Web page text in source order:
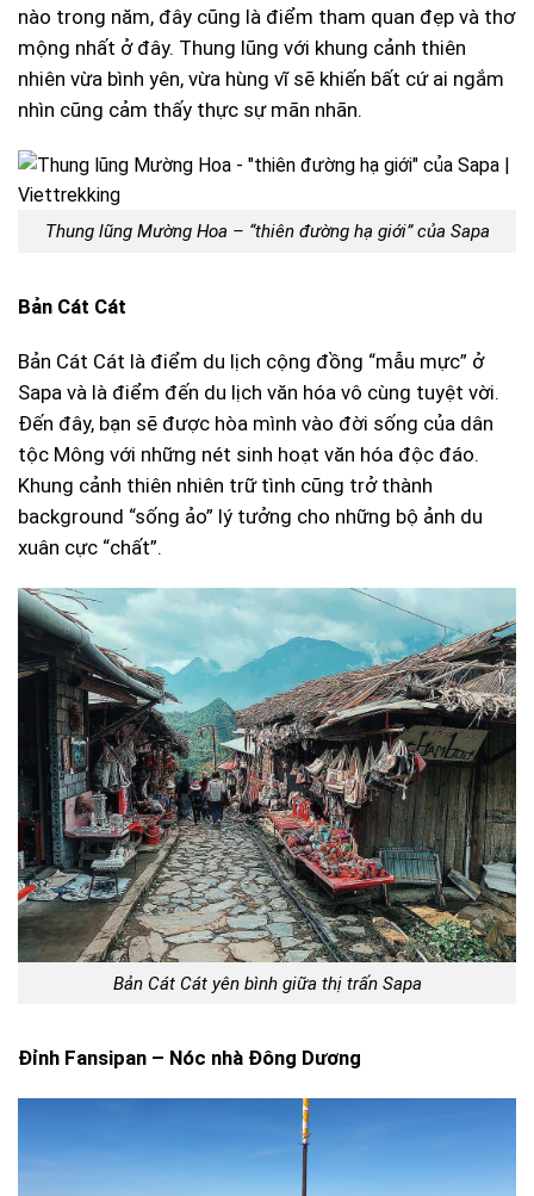
nào trong năm, đây cũng là điểm tham quan đẹp và thơ
mộng nhất ở đây. Thung lũng với khung cảnh thiên
nhiên vừa bình yên, vừa hùng vĩ sẽ khiến bất cứ ai ngắm
nhìn cũng cảm thấy thực sự mãn nhãn.
Thung lũng Mường Hoa – “thiên đường hạ giới” của Sapa
Bản Cát Cát
Bản Cát Cát là điểm du lịch cộng đồng “mẫu mực” ở
Sapa và là điểm đến du lịch văn hóa vô cùng tuyệt vời.
Đến đây, bạn sẽ được hòa mình vào đời sống của dân
tộc Mông với những nét sinh hoạt văn hóa độc đáo.
Khung cảnh thiên nhiên trữ tình cũng trở thành
background “sống ảo” lý tưởng cho những bộ ảnh du
xuân cực “chất”.
Bản Cát Cát yên bình giữa thị trấn Sapa
Đỉnh Fansipan – Nóc nhà Đông Dương